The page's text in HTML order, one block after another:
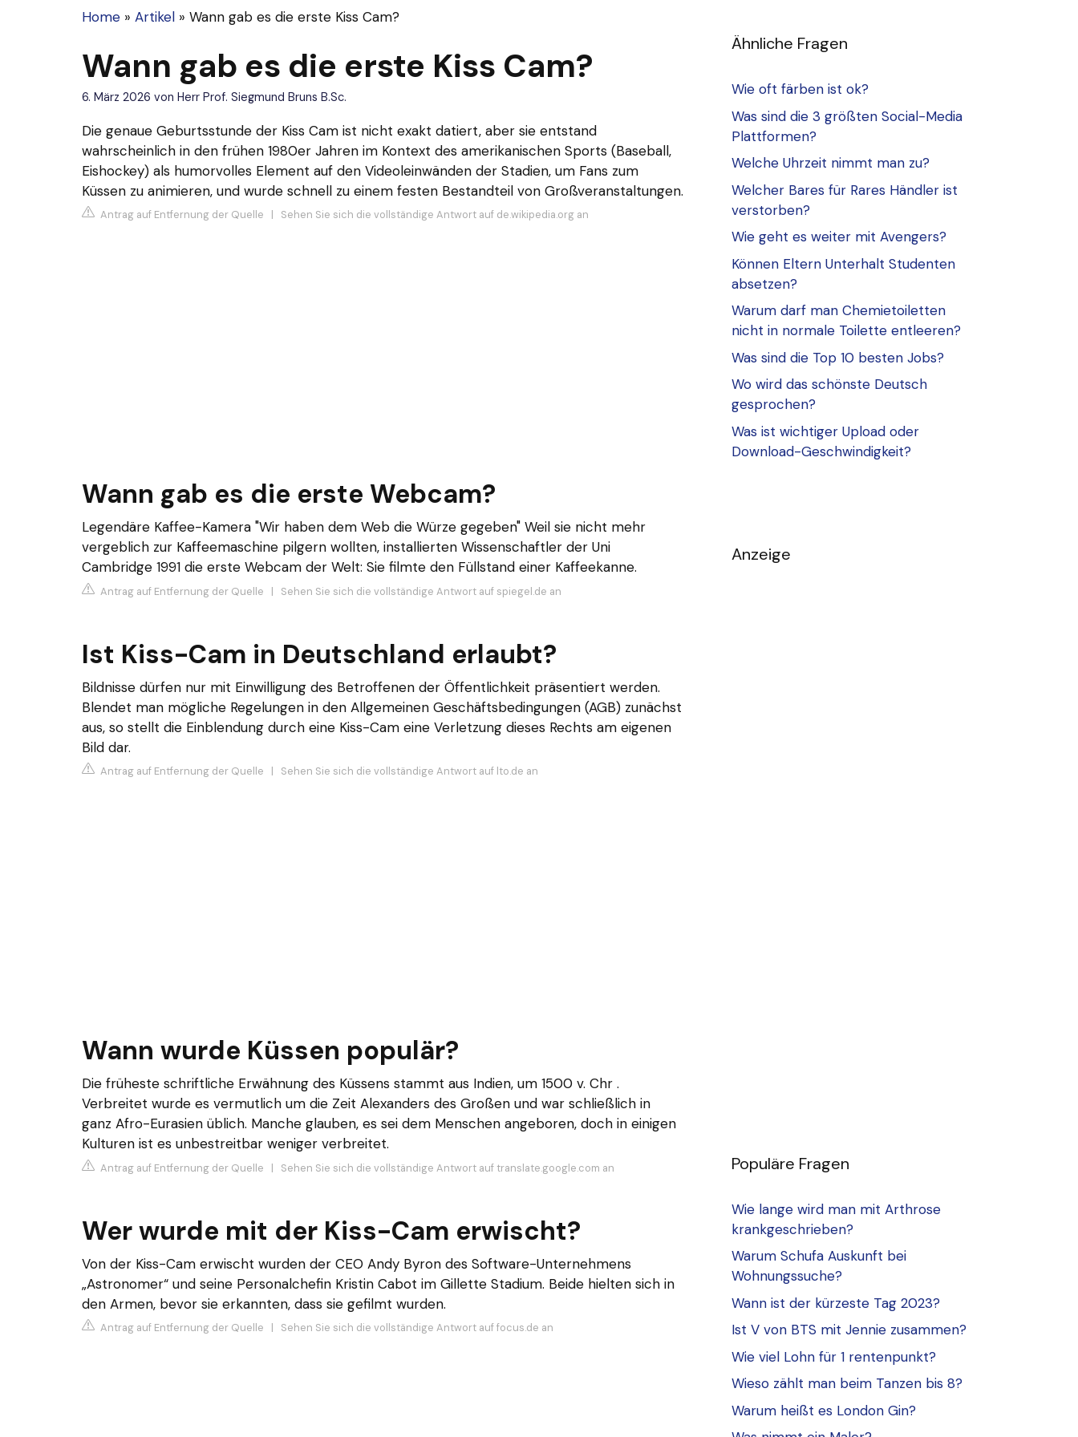
Home » Artikel » Wann gab es die erste Kiss Cam?
Wann gab es die erste Kiss Cam?
6. März 2026 von Herr Prof. Siegmund Bruns B.Sc.
Die genaue Geburtsstunde der Kiss Cam ist nicht exakt datiert, aber sie entstand
wahrscheinlich in den frühen 1980er Jahren im Kontext des amerikanischen Sports (Baseball,
Eishockey) als humorvolles Element auf den Videoleinwänden der Stadien, um Fans zum
Küssen zu animieren, und wurde schnell zu einem festen Bestandteil von Großveranstaltungen.
Antrag auf Entfernung der Quelle | Sehen Sie sich die vollständige Antwort auf de.wikipedia.org an
Wann gab es die erste Webcam?
Legendäre Kaffee-Kamera "Wir haben dem Web die Würze gegeben" Weil sie nicht mehr
vergeblich zur Kaffeemaschine pilgern wollten, installierten Wissenschaftler der Uni
Cambridge 1991 die erste Webcam der Welt: Sie filmte den Füllstand einer Kaffeekanne.
Antrag auf Entfernung der Quelle | Sehen Sie sich die vollständige Antwort auf spiegel.de an
Ist Kiss-Cam in Deutschland erlaubt?
Bildnisse dürfen nur mit Einwilligung des Betroffenen der Öffentlichkeit präsentiert werden.
Blendet man mögliche Regelungen in den Allgemeinen Geschäftsbedingungen (AGB) zunächst
aus, so stellt die Einblendung durch eine Kiss-Cam eine Verletzung dieses Rechts am eigenen
Bild dar.
Antrag auf Entfernung der Quelle | Sehen Sie sich die vollständige Antwort auf lto.de an
Wann wurde Küssen populär?
Die früheste schriftliche Erwähnung des Küssens stammt aus Indien, um 1500 v. Chr .
Verbreitet wurde es vermutlich um die Zeit Alexanders des Großen und war schließlich in
ganz Afro-Eurasien üblich. Manche glauben, es sei dem Menschen angeboren, doch in einigen
Kulturen ist es unbestreitbar weniger verbreitet.
Antrag auf Entfernung der Quelle | Sehen Sie sich die vollständige Antwort auf translate.google.com an
Wer wurde mit der Kiss-Cam erwischt?
Von der Kiss-Cam erwischt wurden der CEO Andy Byron des Software-Unternehmens
„Astronomer“ und seine Personalchefin Kristin Cabot im Gillette Stadium. Beide hielten sich in
den Armen, bevor sie erkannten, dass sie gefilmt wurden.
Antrag auf Entfernung der Quelle | Sehen Sie sich die vollständige Antwort auf focus.de an
Ähnliche Fragen
Wie oft färben ist ok?
Was sind die 3 größten Social-Media
Plattformen?
Welche Uhrzeit nimmt man zu?
Welcher Bares für Rares Händler ist
verstorben?
Wie geht es weiter mit Avengers?
Können Eltern Unterhalt Studenten
absetzen?
Warum darf man Chemietoiletten
nicht in normale Toilette entleeren?
Was sind die Top 10 besten Jobs?
Wo wird das schönste Deutsch
gesprochen?
Was ist wichtiger Upload oder
Download-Geschwindigkeit?
Anzeige
Populäre Fragen
Wie lange wird man mit Arthrose
krankgeschrieben?
Warum Schufa Auskunft bei
Wohnungssuche?
Wann ist der kürzeste Tag 2023?
Ist V von BTS mit Jennie zusammen?
Wie viel Lohn für 1 rentenpunkt?
Wieso zählt man beim Tanzen bis 8?
Warum heißt es London Gin?